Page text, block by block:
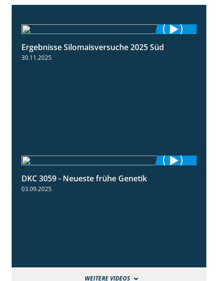
Ergebnisse Silomaisversuche 2025 Süd
30.11.2025
DKC 3059 - Neueste frühe Genetik
03.09.2025
WEITERE VIDEOS